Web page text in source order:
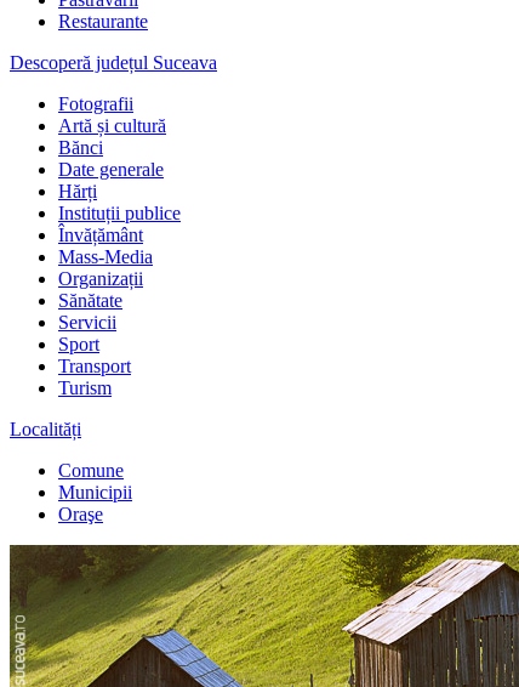
Restaurante
Descoperă județul Suceava
Fotografii
Artă și cultură
Bănci
Date generale
Hărți
Instituții publice
Învățământ
Mass-Media
Organizații
Sănătate
Servicii
Sport
Transport
Turism
Localități
Comune
Municipii
Oraşe